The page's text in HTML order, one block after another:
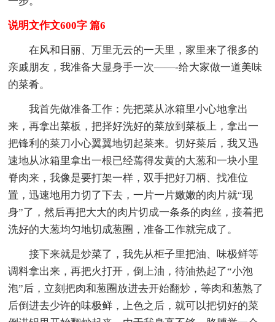
说明文作文600字 篇6
在风和日丽、万里无云的一天里，家里来了很多的
亲戚朋友，我准备大显身手一次——-给大家做一道美味
的菜肴。
我首先做准备工作：先把菜从冰箱里小心地拿出
来，再拿出菜板，把择好洗好的菜放到菜板上，拿出一
把锋利的菜刀小心翼翼地切起菜来。切好菜后，我又迅
速地从冰箱里拿出一根已经蔫得发黄的大葱和一块小里
脊肉来，我像是要打架一样，双手把好刀柄、找准位
置，迅速地用力切了下去，一片一片嫩嫩的肉片就“现
身”了，然后再把大大的肉片切成一条条的肉丝，接着把
洗好的大葱均匀地切成葱圈，准备工作就完成了。
接下来就是炒菜了，我先从柜子里把油、味极鲜等
调料拿出来，再把火打开，倒上油，待油热起了“小泡
泡”后，立刻把肉和葱圈放进去开始翻炒，等肉和葱熟了
后倒进去少许的味极鲜，上色之后，就可以把切好的菜